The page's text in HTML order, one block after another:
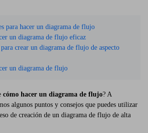
para hacer un diagrama de flujo
un diagrama de flujo eficaz
crear un diagrama de flujo de aspecto
un diagrama de flujo
cómo hacer un diagrama de flujo? A
algunos puntos y consejos que puedes utilizar
de creación de un diagrama de flujo de alta